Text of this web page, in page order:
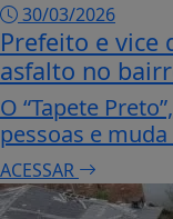
30/03/2026
Prefeito e vice
asfalto no
O “Tapete
pessoas e
ACESSAR